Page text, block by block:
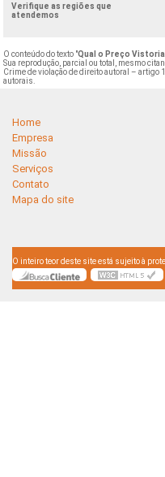
Verifique as regiões que
atendemos
O conteúdo do texto "Qual o Preço
Sua reprodução, parcial ou total, mesmo
Crime de violação de direito autoral – artigo
autorais
Home
Empresa
Missão
Serviços
Contato
Mapa do site
O inteiro teor deste site está sujeito à